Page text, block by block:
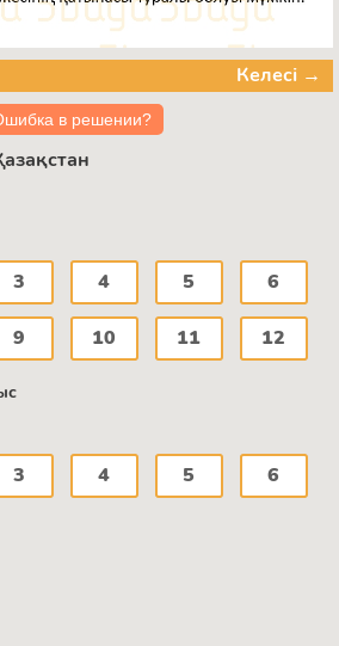
Келесі →
в решении?
3 4 5 6
9 10 11 12
3 4 5 6